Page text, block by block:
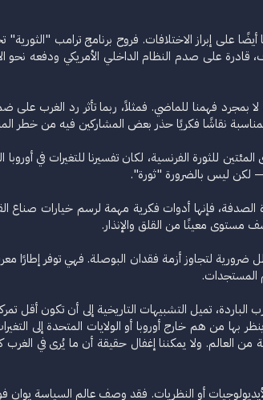
على إبراز الاختلافات. فروح برنامج ترامب
على صدم النظام الداخلي الأمريكي ودفعه نحو
نقاشًا فكريًا حذر بعض المشاركين فيه من خطر
— لكن ليس بالضرورة "ثورة".
فإنها أدوات فكرية مهمة لرسم خيارات صناع
مستوى معينًا من القلق والإنذار.
ضرورية لتجاوز أزمة فقدان البوصلة. فهي توفر إطارًا
المستجدات.
تميل التشبيهات التاريخية إلى أن تكون أقل
بها من هم خارج أوروبا أو الولايات المتحدة إلى
من العالم. ولا يمكننا إغفال حقيقة أن ما يُرى في
أو النظريات. فقد وصف عالم السياسة